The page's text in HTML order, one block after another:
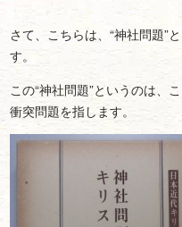
さて、こちらは、“神社問題”
す。
この“神社問題”というのは、
衝突問題を指します。